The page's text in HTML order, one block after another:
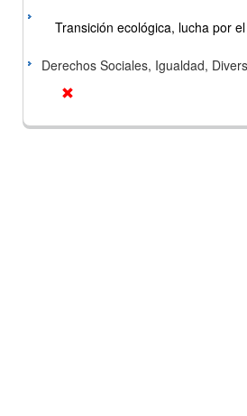
Transición ecológica, lucha por
Derechos Sociales, Igualdad,